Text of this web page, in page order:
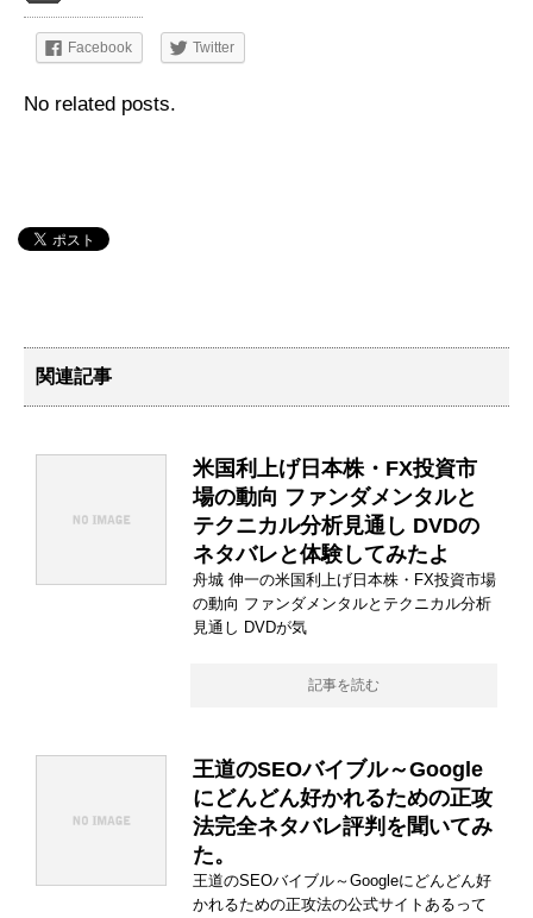
Facebook Twitter
No related posts.
関連記事
米国利上げ日本株・FX投資市
場の動向 ファンダメンタルと
テクニカル分析見通し DVDの
ネタバレと体験してみたよ
舟城 伸一の米国利上げ日本株・FX投資市場
の動向 ファンダメンタルとテクニカル分析
見通し DVDが気
記事を読む
王道のSEOバイブル～Google
にどんどん好かれるための正攻
法完全ネタバレ評判を聞いてみ
た。
王道のSEOバイブル～Googleにどんどん好
かれるための正攻法の公式サイトあるって